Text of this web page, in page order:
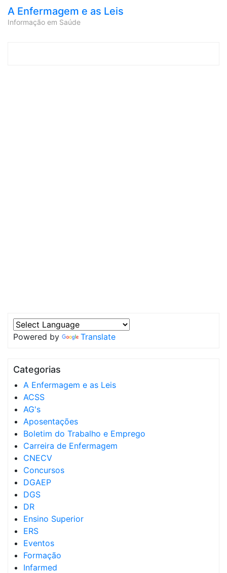
A Enfermagem e as Leis
Informação em Saúde
Powered by Translate
Categorias
A Enfermagem e as Leis
ACSS
AG's
Aposentações
Boletim do Trabalho e Emprego
Carreira de Enfermagem
CNECV
Concursos
DGAEP
DGS
DR
Ensino Superior
ERS
Eventos
Formação
Infarmed